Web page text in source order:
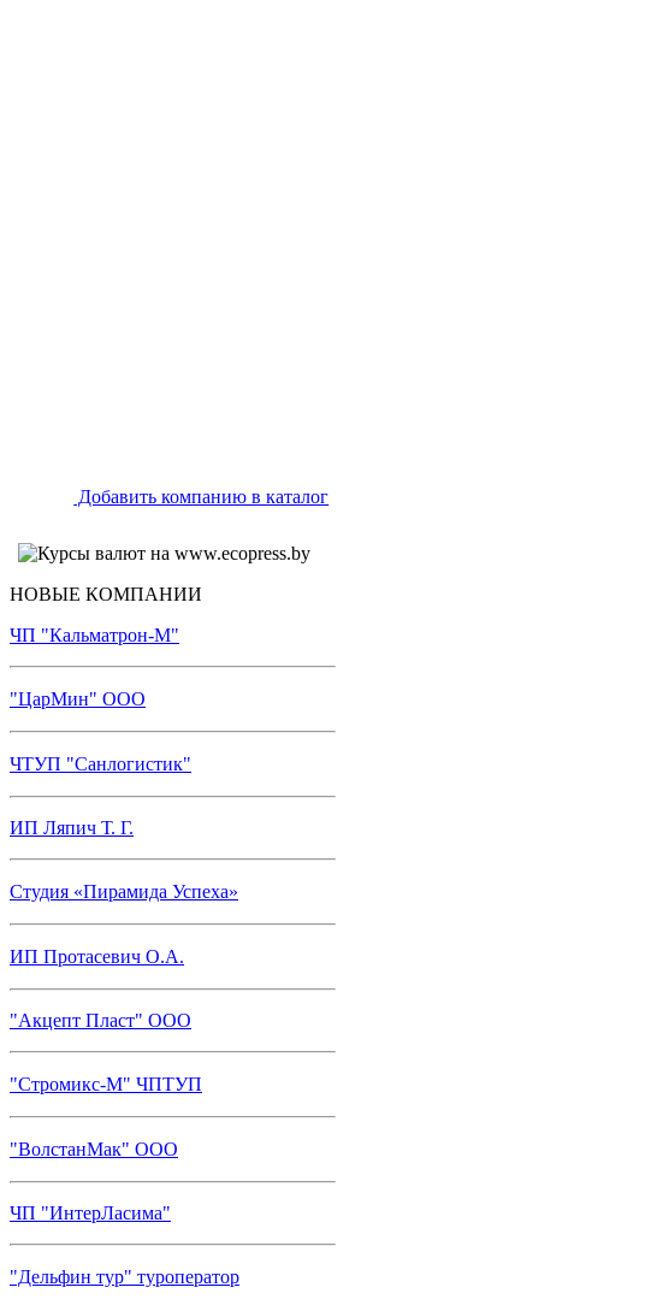
Добавить компанию в каталог
НОВЫЕ КОМПАНИИ
ЧП "Кальматрон-М"
"ЦарМин" ООО
ЧТУП "Санлогистик"
ИП Ляпич Т. Г.
Студия «Пирамида Успеха»
ИП Протасевич О.А.
"Акцепт Пласт" ООО
"Стромикс-М" ЧПТУП
"ВолстанМак" ООО
ЧП "ИнтерЛасима"
"Дельфин тур" туроператор